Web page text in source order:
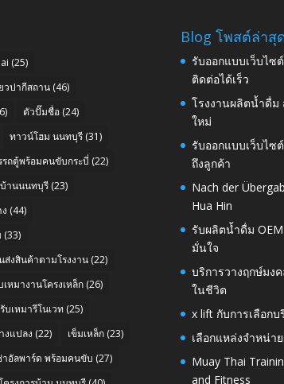
(25)
วปากีสถาน (46)
ตัวปั๊มชื่อ (24)
ทาวน์โฮม นนทบุรี (31)
รถตู้พร้อมคนขับกระบี่ (22)
บ้านนนทบุรี (23)
(44)
(33)
ส่งสินค้าตามโรงงาน (22)
เหมางานโครงเหล็ก (26)
รับเหมารีโนเวท (25)
งแปลง (22) เข็มเหล็ก (23)
าอัลพาร์ด พร้อมคนขับ (27)
Blog โพสต์ล่าสุ
รับออกแบบเว็บไซ
ติดต่อได้เร็ว
โรงงานผลิตน้ำดื่ม
ใหม่
รับออกแบบเว็บไซ
ถึงลูกค้า
Nach der
Hua Hin
รับผลิตน้ำดื่ม
มั่นใจ
บริการวางฤกษ์มง
ในชีวิต
x lift กับการเลือก
เลือกแหล่งจำหน่
Muay Thai
and Fitness